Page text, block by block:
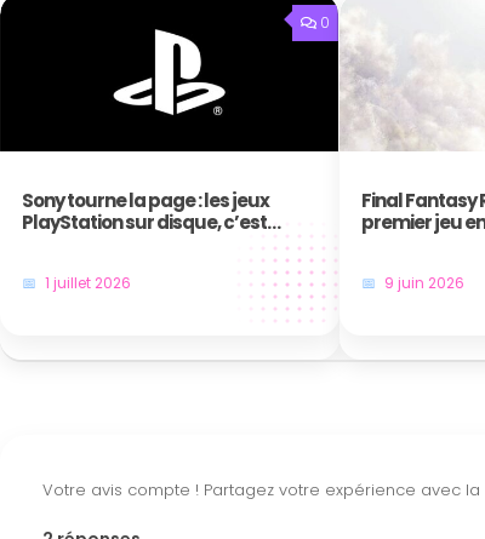
0
Sony tourne la page : les jeux
PlayStation sur disque, c’est
1 juillet 2026
Final Fantasy
premier jeu
annoncé au
9 juin 2026